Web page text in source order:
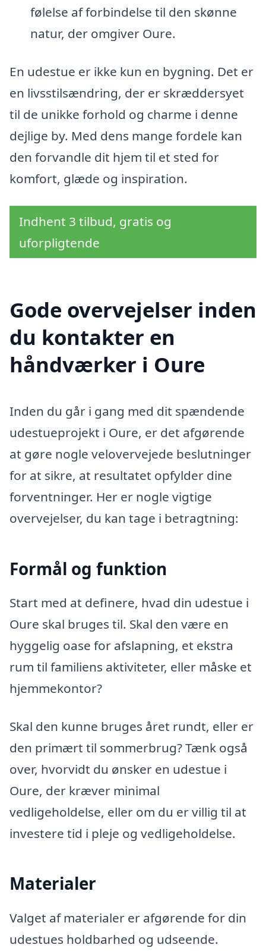
følelse af forbindelse til den skønne
natur, der omgiver Oure.
En udestue er ikke kun en bygning. Det er
en livsstilsændring, der er skræddersyet
til de unikke forhold og charme i denne
dejlige by. Med dens mange fordele kan
den forvandle dit hjem til et sted for
komfort, glæde og inspiration.
Indhent 3 tilbud, gratis og
uforpligtende
Gode overvejelser inden
du kontakter en
håndværker i Oure
Inden du går i gang med dit spændende
udestueprojekt i Oure, er det afgørende
at gøre nogle velovervejede beslutninger
for at sikre, at resultatet opfylder dine
forventninger. Her er nogle vigtige
overvejelser, du kan tage i betragtning:
Formål og funktion
Start med at definere, hvad din udestue i
Oure skal bruges til. Skal den være en
hyggelig oase for afslapning, et ekstra
rum til familiens aktiviteter, eller måske et
hjemmekontor?
Skal den kunne bruges året rundt, eller er
den primært til sommerbrug? Tænk også
over, hvorvidt du ønsker en udestue i
Oure, der kræver minimal
vedligeholdelse, eller om du er villig til at
investere tid i pleje og vedligeholdelse.
Materialer
Valget af materialer er afgørende for din
udestues holdbarhed og udseende.